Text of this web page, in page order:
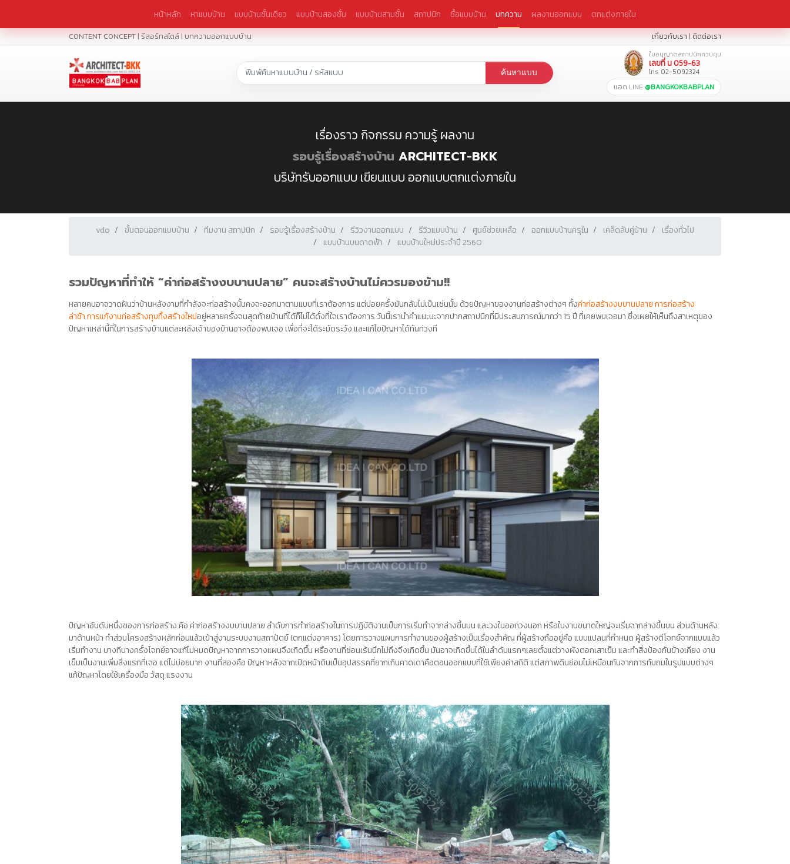
หน้าหลัก หาแบบบ้าน แบบบ้านชั้นเดียว แบบบ้านสองชั้น แบบบ้านสามชั้น สถาปนิก ซื้อแบบบ้าน บทความ ผลงานออกแบบ ตกแต่งภายใน
CONTENT CONCEPT | รีสอร์ทสไตล์ | บทความออกแบบบ้าน เกี่ยวกับเรา | ติดต่อเรา
ค้นหาแบบ
ใบอนุญาตสถาปนิกควบคุม
เลขที่ น 059-63
โทร 02-5092324
แอด LINE @BANGKOKBABPLAN
เรื่องราว กิจกรรม ความรู้ ผลงาน
รอบรู้เรื่องสร้างบ้าน ARCHITECT-BKK
บริษัทรับออกแบบ เขียนแบบ ออกแบบตกแต่งภายใน
vdo ขั้นตอนออกแบบบ้าน ทีมงาน สถาปนิก รอบรู้เรื่องสร้างบ้าน รีวิวงานออกแบบ รีวิวแบบบ้าน ศูนย์ช่วยเหลือ ออกแบบบ้านครุใน เคล็ดลับคู่บ้าน
เรื่องทั่วไป
แบบบ้านบนดาดฟ้า
แบบบ้านใหม่ประจำปี 2560
รวมปัญหาที่ทำให้ “ค่าก่อสร้างงบบานปลาย” คนจะสร้างบ้านไม่ควรมองข้าม!!
หลายคนอาจวาดฝันว่าบ้านหลังงามที่กำลังจะก่อสร้างนั้นคงจะออกมาตามแบบที่เราต้องการ แต่บ่อยครั้งมันกลับไม่เป็นเช่นนั้น ด้วยปัญหาของงานก่อสร้างต่างๆ ทั้งค่าก่อสร้างงบบานปลายการก่อสร้าง
ล่าช้าการแก้งานก่อสร้างทุบทิ้งสร้างใหม่อยู่หลายครั้งจนสุดท้ายบ้านที่ได้ก็ไม่ได้ดั่งที่ใจเราต้องการ วันนี้เรานำคำแนะนะจากปากสถาปนิกที่มีประสบการณ์มากว่า 15 ปี ที่เคยพบเจอมา ซึ่งเผยให้เห็นถึงสาเหตุของ
ปัญหาเหล่านี้ที่ในการสร้างบ้านแต่ละหลังเจ้าของบ้านอาจต้องพบเจอ เพื่อที่จะได้ระมัดระวัง และแก้ไขปัญหาได้ทันท่วงที
ปัญหาอันดับหนึ่งของการก่อสร้าง คือ ค่าก่อสร้างงบบานปลาย ลำดับการทำก่อสร้างในการปฏิบัติงานเป็นการเริ่มทำจากล่างขึ้นบน และวงในออกวงนอก หรือในงานขนาดใหญ่จะเริ่มจากล่างขึ้นบน ส่วนด้านหลัง
มาด้านหน้า ทำส่วนโครงสร้างหลักก่อนแล้วเข้าสู่งานระบบงานสถาปัตย์ (ตกแต่งอาคาร) โดยการวางแผนการทำงานของผู้สร้างเป็นเรื่องสำคัญ ที่ผู้สร้างถืออยู่คือ แบบแปลนที่กำหนด ผู้สร้างตีโจทย์จากแบบแล้ว
เริ่มทำงาน บางทีบางครั้งโจทย์อาจแก้ไม่หมดปัญหาจากการวางแผนจึงเกิดขึ้น หรืองานที่ซ่อนเร้นนึกไม่ถึงจึงเกิดขึ้น มันอาจเกิดขึ้นได้ในลำดับแรกๆเลยตั้งแต่วางผังตอกเสาเข็ม และทำสิ่งป้องกันข้างเคียง งาน
เข็มเป็นงานเพิ่มสิ่งแรกที่เจอ แต่ไม่บ่อยมาก งานที่สองคือ ปัญหาหลังจากเปิดหน้าดินเป็นอุปสรรคที่ยากเกินคาดเดาคือตอนออกแบบที่ใช้เพียงค่าสถิติ แต่สภาพดินย่อมไม่เหมือนกันจากการทับถมในรูปแบบต่างๆ
แก้ปัญหาโดยใช้เครื่องมือ วัสดุ แรงงาน